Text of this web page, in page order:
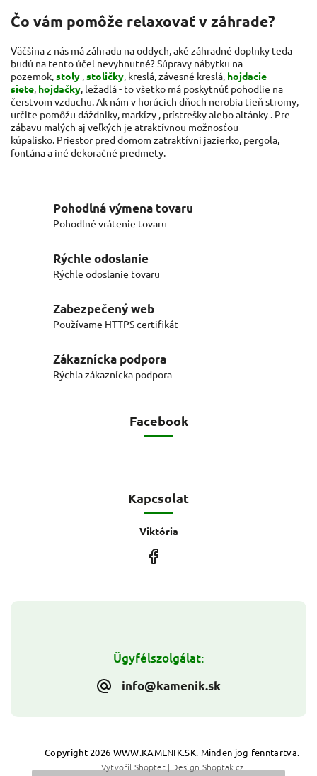
Čo vám pomôže relaxovať v záhrade?
Väčšina z nás má záhradu na oddych, aké záhradné doplnky teda
budú na tento účel nevyhnutné? Súpravy nábytku na
pozemok,stoly ,stoličky, kreslá, závesné kreslá, hojdacie
siete, hojdačky, ležadlá - to všetko má poskytnúť pohodlie na
čerstvom vzduchu. Ak nám v horúcich dňoch nerobia tieň stromy,
určite pomôžu dáždniky, markízy , prístrešky alebo altánky . Pre
zábavu malých aj veľkých je atraktívnou možnosťou
kúpalisko. Priestor pred domom zatraktívni jazierko, pergola,
fontána a iné dekoračné predmety.
Pohodlná výmena tovaru
Pohodlné vrátenie tovaru
Rýchle odoslanie
Rýchle odoslanie tovaru
Zabezpečený web
Používame HTTPS certifikát
Zákaznícka podpora
Rýchla zákaznícka podpora
Ügyfélszolgálat:
info@kamenik.sk
Facebook
Kapcsolat
Viktória
Copyright 2026 WWW.KAMENIK.SK. Minden jog fenntartva.
Vytvořil Shoptet| Design Shoptak.cz